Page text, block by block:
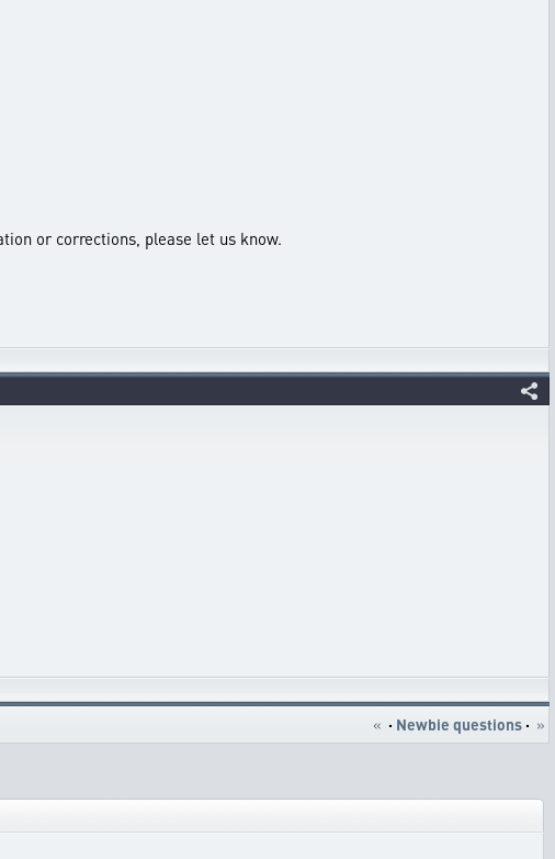
or corrections, please let us know.
« · Newbie questions · »